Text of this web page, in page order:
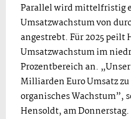
Parallel wird mittelfristig
Umsatzwachstum von
angestrebt. Für 2025 peilt
Umsatzwachstum im
Prozentbereich an.
Milliarden Euro Umsatz
organisches Wachstum”,
Hensoldt, am Donnerstag.